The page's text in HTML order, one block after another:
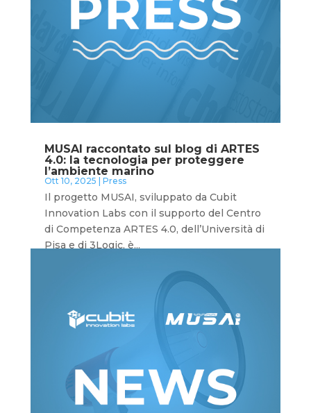
MUSAI raccontato sul blog di ARTES
4.0: la tecnologia per proteggere
l’ambiente marino
Ott 10, 2025 Press
Il progetto MUSAI, sviluppato da Cubit
Innovation Labs con il supporto del Centro
di Competenza ARTES 4.0, dell’Università di
Pisa e di 3Logic, è...